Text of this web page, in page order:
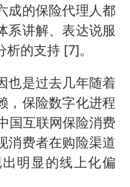
成的保险代理人都
系讲解、表达说服
的支持 [7]。
也是过去几年随着
，保险数字化进程
国互联网保险消费
消费者在购险渠道
明显的线上化偏